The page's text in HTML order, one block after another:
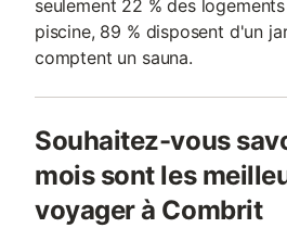
seulement 22 % des
piscine, 89 % disposent d'un
comptent un sauna.
Souhaitez-vous
mois sont les
voyager à Combrit